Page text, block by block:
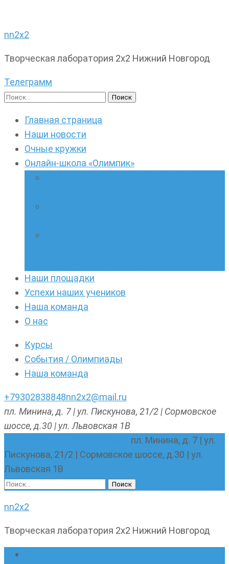
nn2x2
Творческая лаборатория 2х2 Нижний Новгород
Телеграмм
Найти:
Главная страница
Наши новости
Очные кружки
Онлайн-школа «Олимпик»
Наши площадки
Успехи наших учеников
Наша команда
О нас
Курсы
События / Олимпиады
Наша команда
+79302838848nn2x2@mail.ru
пл. Минина, д. 7 | ул. Пискунова, 21/2 | Сормовское
шоссе, д.30 | ул. Львовская 1В
пл. Минина, д. 7 | ул.
Пискунова, 21/2 | Сормовское шоссе, д.30 | ул.
Львовская 1В
Найти:
nn2x2
Творческая лаборатория 2х2 Нижний Новгород